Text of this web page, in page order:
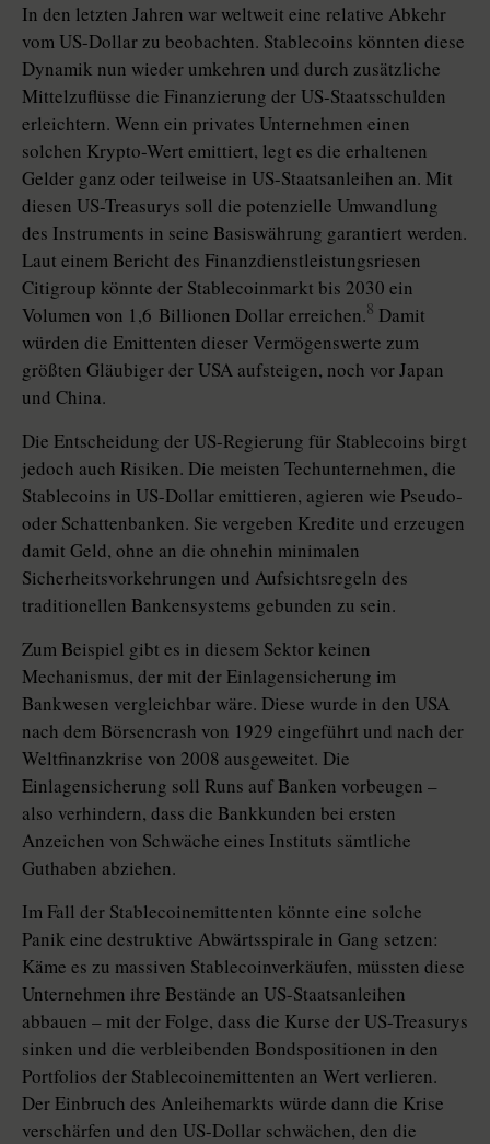
In den letzten Jahren war weltweit eine relative Abkehr
vom US-Dollar zu beobachten. Stable­coins könnten diese
Dynamik nun wieder umkehren und durch zusätzliche
Mittelzuflüsse die Finanzierung der US-Staatsschulden
erleichtern. Wenn ein privates Unternehmen einen
solchen Krypto-Wert emittiert, legt es die erhaltenen
Gelder ganz oder teilweise in US-Staatsanleihen an. Mit
diesen US-Treasurys soll die potenzielle Umwandlung
des Instruments in seine Basiswährung garantiert werden.
Laut einem Bericht des Finanzdienstleistungsriesen
Citigroup könnte der Stablecoinmarkt bis 2030 ein
Volumen von 1,6 Billionen Dollar erreichen.8 Damit
würden die Emittenten dieser Vermögenswerte zum
größten Gläubiger der USA aufsteigen, noch vor Japan
und China.
Die Entscheidung der US-Regierung für Stable­coins birgt
jedoch auch Risiken. Die meisten Techunternehmen, die
Stablecoins in US-Dollar emittieren, agieren wie Pseudo-
oder Schattenbanken. Sie vergeben Kredite und erzeugen
damit Geld, ohne an die ohnehin minimalen
Sicherheitsvorkehrungen und Aufsichtsregeln des
traditionellen Bankensystems gebunden zu sein.
Zum Beispiel gibt es in diesem Sektor keinen
Mechanismus, der mit der Einlagensicherung im
Bankwesen vergleichbar wäre. Diese wurde in den USA
nach dem Börsencrash von 1929 eingeführt und nach der
Weltfinanzkrise von 2008 ausgeweitet. Die
Einlagensicherung soll Runs auf Banken vorbeugen –
also verhindern, dass die Bankkunden bei ersten
Anzeichen von Schwäche eines Instituts sämtliche
Guthaben abziehen.
Im Fall der Stablecoinemittenten könnte eine solche
Panik eine destruktive Abwärtsspirale in Gang setzen:
Käme es zu massiven Stablecoin­verkäufen, müssten diese
Unternehmen ihre Bestände an US-Staatsanleihen
abbauen – mit der Folge, dass die Kurse der US-Treasurys
sinken und die verbleibenden Bondspositionen in den
Portfolios der Stablecoinemittenten an Wert verlieren.
Der Einbruch des Anleihemarkts würde dann die Krise
verschärfen und den US-Dollar schwächen, den die